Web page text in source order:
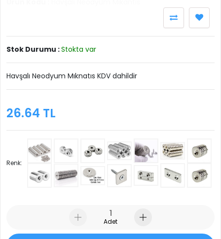
Stok Durumu :Stokta var
Havşalı Neodyum Mıknatıs KDV dahildir
26.64 TL
Renk:
Adet